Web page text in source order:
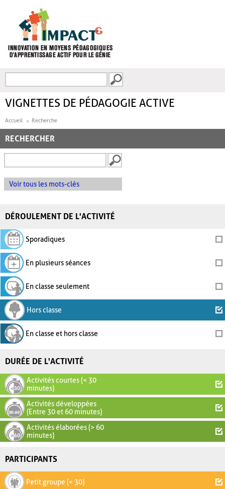
FORMULAIRE DE
VIGNETTES DE PÉDAGOGIE ACTIVE
Accueil Recherche
RECHERCHER
Voir tous les mots-clés
DÉROULEMENT DE L'ACTIVITÉ
Sporadiques
En plusieurs séances
En classe seulement
Hors classe
En classe et hors classe
DURÉE DE L'ACTIVITÉ
Activités courtes (< 30
minutes)
Activités développées
(Entre 30 et 60 minutes)
Activités élaborées (> 60
minutes)
PARTICIPANTS
Petit groupe (< 30)